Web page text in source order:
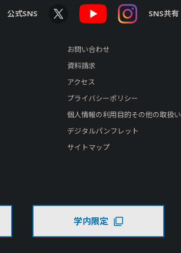
お問い合わせ
資料請求
アクセス
プライバシーポリシー
個人情報の利用目的その他の取扱い
デジタルパンフレット
サイトマップ
公式SNS SNS共有
学内限定